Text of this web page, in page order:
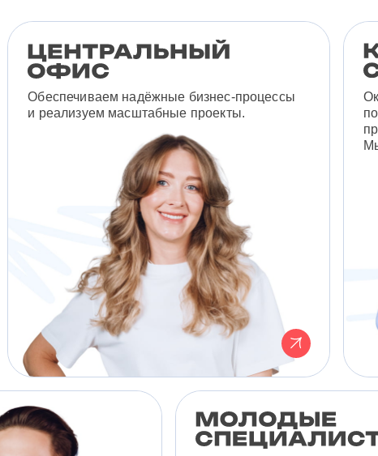
Обеспечиваем надёжные бизнес-процессы
и реализуем масштабные проекты.